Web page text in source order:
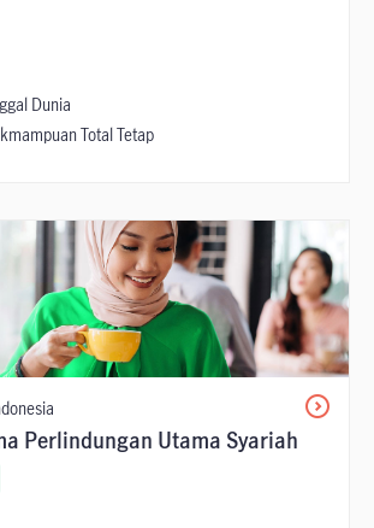
Dunia
Total Tetap
Perlindungan Utama Syariah